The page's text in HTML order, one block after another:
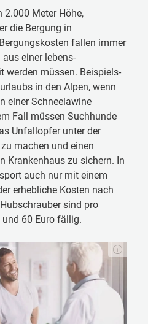
2.000 Meter Höhe,
die Bergung in
fallen immer
aus einer lebens­
werden müssen. Beispiels­
in den Alpen, wenn
einer Schnee­lawine
Fall müssen Suchhunde
Unfallopfer unter der
machen und einen
Krankenhaus zu sichern. In
auch nur mit einem
erhebliche Kosten nach
sind pro
60 Euro fällig.